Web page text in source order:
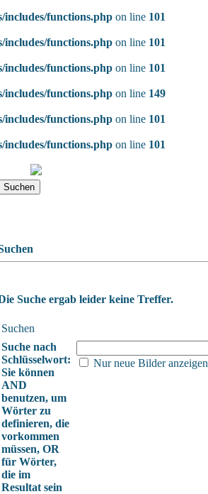
includes/functions.php on line 101
includes/functions.php on line 101
includes/functions.php on line 101
includes/functions.php on line 149
includes/functions.php on line 101
includes/functions.php on line 101
Suche ergab leider keine Treffer.
Suchen
Suche nach
Schlüsselwort:
Sie können
AND
benutzen, um
Wörter zu
definieren, die
vorkommen
müssen, OR
für Wörter,
die im
Resultat sein
Nur neue Bilder anzeigen